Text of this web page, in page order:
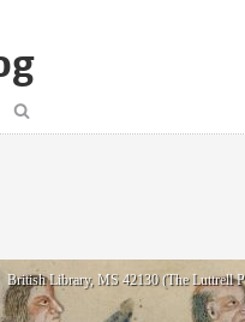
British Library, MS 42130 (The Luttrell